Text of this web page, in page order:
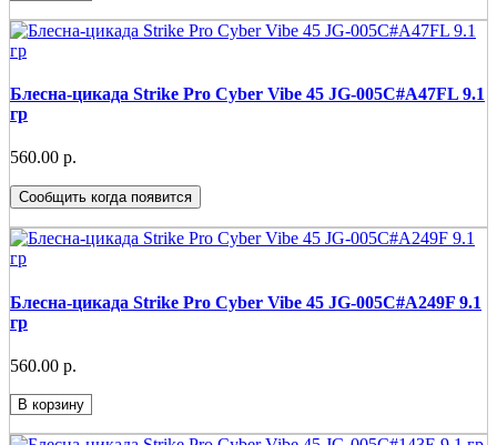
Блесна-цикада Strike Pro Cyber Vibe 45 JG-005C#A47FL 9.1
гр
560.00 р.
Сообщить когда появится
Блесна-цикада Strike Pro Cyber Vibe 45 JG-005C#A249F 9.1
гр
560.00 р.
В корзину